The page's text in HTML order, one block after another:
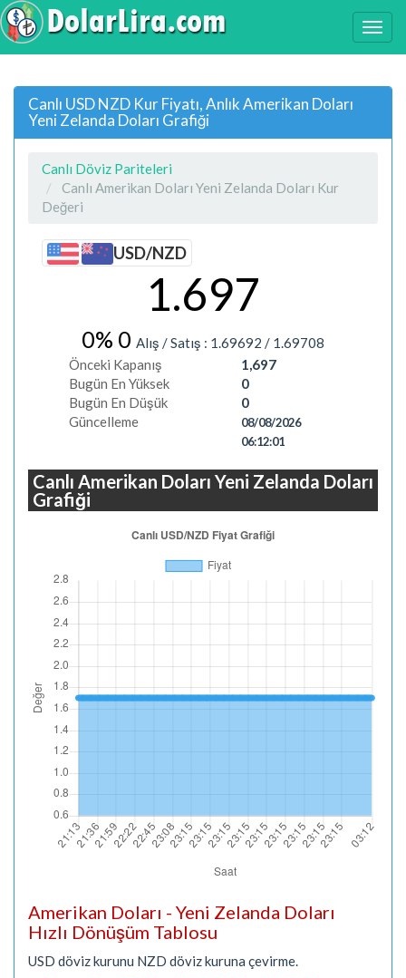
Canlı USD NZD Kur Fiyatı, Anlık Amerikan Doları
Yeni Zelanda Doları Grafiği
Canlı Döviz Pariteleri
Canlı Amerikan Doları Yeni Zelanda Doları Kur
Değeri
USD/NZD
1.697
0% 0 Alış / Satış : 1.69692 / 1.69708
Önceki Kapanış
1,697
Bugün En Yüksek
0
Bugün En Düşük
0
Güncelleme
08/08/2026
06:12:01
Canlı Amerikan Doları Yeni Zelanda Doları
Grafiği
Amerikan Doları - Yeni Zelanda Doları
Hızlı Dönüşüm Tablosu
USD döviz kurunu NZD döviz kuruna çevirme.